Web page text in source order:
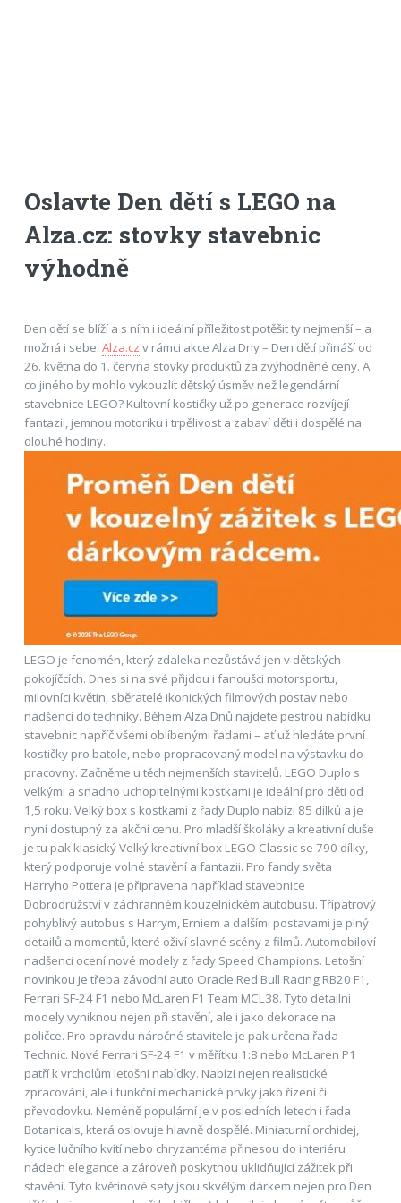
Oslavte Den dětí s LEGO na
Alza.cz: stovky stavebnic
výhodně
Den dětí se blíží a s ním i ideální příležitost potěšit ty nejmenší – a
možná i sebe. Alza.cz v rámci akce Alza Dny – Den dětí přináší od
26. května do 1. června stovky produktů za zvýhodněné ceny. A
co jiného by mohlo vykouzlit dětský úsměv než legendární
stavebnice LEGO? Kultovní kostičky už po generace rozvíjejí
fantazii, jemnou motoriku i trpělivost a zabaví děti i dospělé na
dlouhé hodiny.
LEGO je fenomén, který zdaleka nezůstává jen v dětských
pokojíčcích. Dnes si na své přijdou i fanoušci motorsportu,
milovníci květin, sběratelé ikonických filmových postav nebo
nadšenci do techniky. Během Alza Dnů najdete pestrou nabídku
stavebnic napříč všemi oblíbenými řadami – ať už hledáte první
kostičky pro batole, nebo propracovaný model na výstavku do
pracovny. Začněme u těch nejmenších stavitelů. LEGO Duplo s
velkými a snadno uchopitelnými kostkami je ideální pro děti od
1,5 roku. Velký box s kostkami z řady Duplo nabízí 85 dílků a je
nyní dostupný za akční cenu. Pro mladší školáky a kreativní duše
je tu pak klasický Velký kreativní box LEGO Classic se 790 dílky,
který podporuje volné stavění a fantazii. Pro fandy světa
Harryho Pottera je připravena například stavebnice
Dobrodružství v záchranném kouzelnickém autobusu. Třípatrový
pohyblivý autobus s Harrym, Erniem a dalšími postavami je plný
detailů a momentů, které oživí slavné scény z filmů. Automobiloví
nadšenci ocení nové modely z řady Speed Champions. Letošní
novinkou je třeba závodní auto Oracle Red Bull Racing RB20 F1,
Ferrari SF-24 F1 nebo McLaren F1 Team MCL38. Tyto detailní
modely vyniknou nejen při stavění, ale i jako dekorace na
poličce. Pro opravdu náročné stavitele je pak určena řada
Technic. Nové Ferrari SF-24 F1 v měřítku 1:8 nebo McLaren P1
patří k vrcholům letošní nabídky. Nabízí nejen realistické
zpracování, ale i funkční mechanické prvky jako řízení či
převodovku. Neméně populární je v posledních letech i řada
Botanicals, která oslovuje hlavně dospělé. Miniaturní orchidej,
kytice lučního kvítí nebo chryzantéma přinesou do interiéru
nádech elegance a zároveň poskytnou uklidňující zážitek při
stavění. Tyto květinové sety jsou skvělým dárkem nejen pro Den